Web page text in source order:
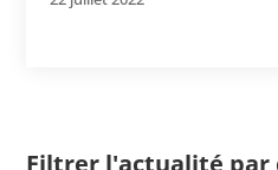
Filtrer l'actualité par